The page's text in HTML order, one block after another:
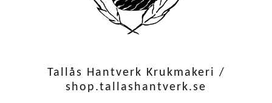
Tallås Hantverk Krukmakeri /
shop.tallashantverk.se